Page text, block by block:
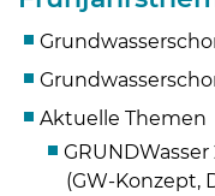
Aktuelle Themen
(GW-Konzept,